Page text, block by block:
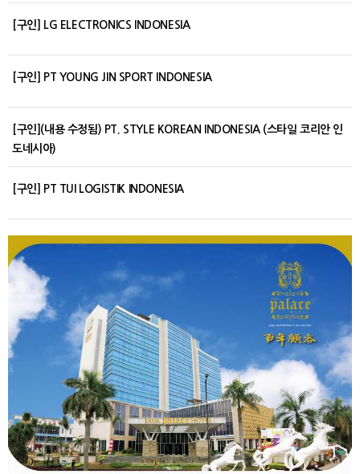
[구인] LG ELECTRONICS INDONESIA
[구인] PT YOUNG JIN SPORT INDONESIA
[구인](내용 수정됨) PT. STYLE KOREAN INDONESIA (스타일 코리안 인
도네시아)
[구인] PT TUI LOGISTIK INDONESIA